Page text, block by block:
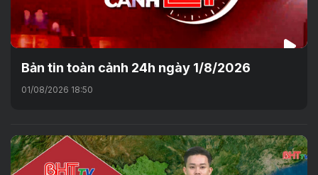
Bản tin toàn cảnh 24h ngày 1/8/2026
01/08/2026 18:50